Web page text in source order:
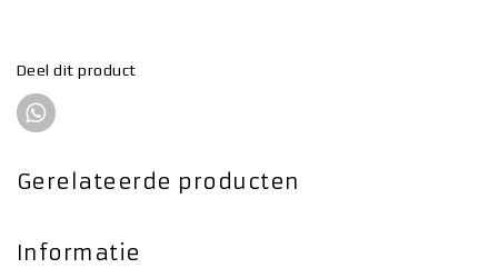
Deel dit product
Gerelateerde producten
Informatie